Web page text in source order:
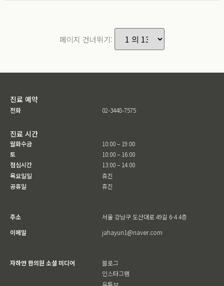
페이지 건너뛰기:
진료 예약
전화 02-3448-7575
진료 시간
월화수금
토
점심시간
목요일일
공휴일
10:00 – 19:00
10:00 – 16:00
13:00 – 14:00
휴진
휴진
주소
서울 강남구 도산대로 49길 6-4 4층
이메일
jahayun1@naver.com
자하연 한의원 소셜 미디어
블로그
인스타그램
유튜브